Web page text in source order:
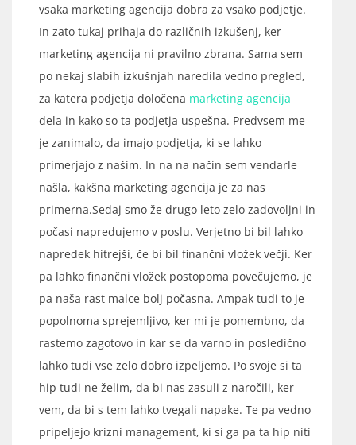
vsaka marketing agencija dobra za vsako podjetje.
In zato tukaj prihaja do različnih izkušenj, ker
marketing agencija ni pravilno zbrana. Sama sem
po nekaj slabih izkušnjah naredila vedno pregled,
za katera podjetja določena marketing agencija
dela in kako so ta podjetja uspešna. Predvsem me
je zanimalo, da imajo podjetja, ki se lahko
primerjajo z našim. In na na način sem vendarle
našla, kakšna marketing agencija je za nas
primerna.Sedaj smo že drugo leto zelo zadovoljni in
počasi napredujemo v poslu. Verjetno bi bil lahko
napredek hitrejši, če bi bil finančni vložek večji. Ker
pa lahko finančni vložek postopoma povečujemo, je
pa naša rast malce bolj počasna. Ampak tudi to je
popolnoma sprejemljivo, ker mi je pomembno, da
rastemo zagotovo in kar se da varno in posledično
lahko tudi vse zelo dobro izpeljemo. Po svoje si ta
hip tudi ne želim, da bi nas zasuli z naročili, ker
vem, da bi s tem lahko tvegali napake. Te pa vedno
pripeljejo krizni management, ki si ga pa ta hip niti